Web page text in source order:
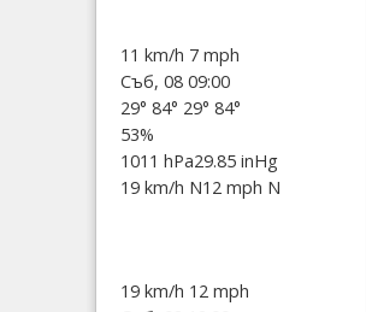
11 km/h 7 mph
Съб, 08 09:00
29° 84° 29° 84°
53%
1011 hPa29.85 inHg
19 km/h N12 mph N
19 km/h 12 mph